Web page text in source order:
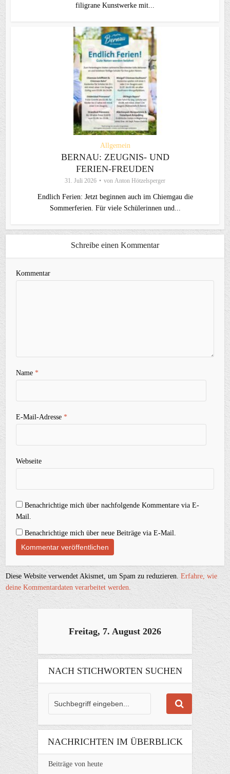
filigrane Kunstwerke mit...
Allgemein
BERNAU: ZEUGNIS- UND
FERIEN-FREUDEN
31. Juli 2026 von Anton Hötzelsperger
Endlich Ferien: Jetzt beginnen auch im Chiemgau die
Sommerferien. Für viele Schülerinnen und...
Schreibe einen Kommentar
Kommentar
Name*
E-Mail-Adresse*
Webseite
Benachrichtige mich über nachfolgende Kommentare via E-
Mail.
Benachrichtige mich über neue Beiträge via E-Mail.
Diese Website verwendet Akismet, um Spam zu reduzieren.Erfahre, wie
deine Kommentardaten verarbeitet werden.
Freitag, 7. August 2026
NACH STICHWORTEN SUCHEN
NACHRICHTEN IM ÜBERBLICK
Beiträge von heute